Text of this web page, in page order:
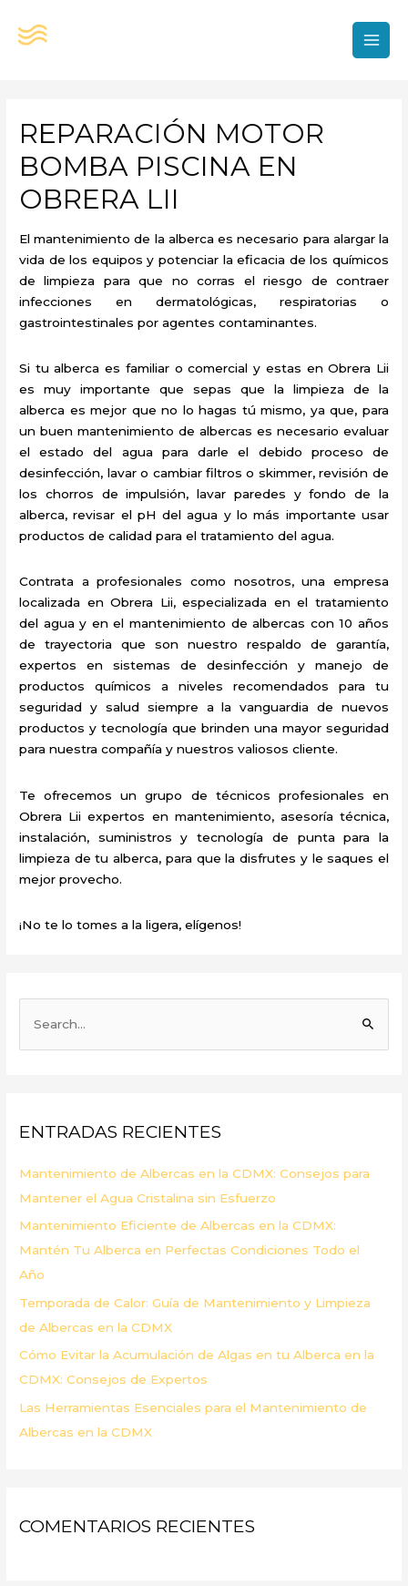
REPARACIÓN MOTOR
BOMBA PISCINA EN
OBRERA LII
El mantenimiento de la alberca es necesario para alargar la
vida de los equipos y potenciar la eficacia de los químicos
de limpieza para que no corras el riesgo de contraer
infecciones en dermatológicas, respiratorias o
gastrointestinales por agentes contaminantes.
Si tu alberca es familiar o comercial y estas en Obrera Lii
es muy importante que sepas que la limpieza de la
alberca es mejor que no lo hagas tú mismo, ya que, para
un buen mantenimiento de albercas es necesario evaluar
el estado del agua para darle el debido proceso de
desinfección, lavar o cambiar filtros o skimmer, revisión de
los chorros de impulsión, lavar paredes y fondo de la
alberca, revisar el pH del agua y lo más importante usar
productos de calidad para el tratamiento del agua.
Contrata a profesionales como nosotros, una empresa
localizada en Obrera Lii, especializada en el tratamiento
del agua y en el mantenimiento de albercas con 10 años
de trayectoria que son nuestro respaldo de garantía,
expertos en sistemas de desinfección y manejo de
productos químicos a niveles recomendados para tu
seguridad y salud siempre a la vanguardia de nuevos
productos y tecnología que brinden una mayor seguridad
para nuestra compañía y nuestros valiosos cliente.
Te ofrecemos un grupo de técnicos profesionales en
Obrera Lii expertos en mantenimiento, asesoría técnica,
instalación, suministros y tecnología de punta para la
limpieza de tu alberca, para que la disfrutes y le saques el
mejor provecho.
¡No te lo tomes a la ligera, elígenos!
r
o
r
:
ENTRADAS RECIENTES
Mantenimiento de Albercas en la CDMX: Consejos para
Mantener el Agua Cristalina sin Esfuerzo
Mantenimiento Eficiente de Albercas en la CDMX:
Mantén Tu Alberca en Perfectas Condiciones Todo el
Año
Temporada de Calor: Guía de Mantenimiento y Limpieza
de Albercas en la CDMX
Cómo Evitar la Acumulación de Algas en tu Alberca en la
CDMX: Consejos de Expertos
Las Herramientas Esenciales para el Mantenimiento de
Albercas en la CDMX
COMENTARIOS RECIENTES